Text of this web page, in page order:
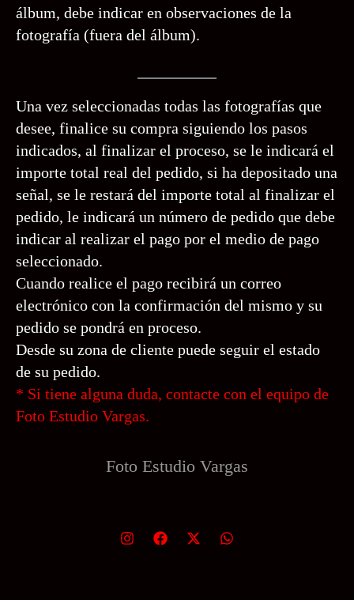
álbum, debe indicar en observaciones de la
fotografía (fuera del álbum).
Una vez seleccionadas todas las fotografías que
desee, finalice su compra siguiendo los pasos
indicados, al finalizar el proceso, se le indicará el
importe total real del pedido, si ha depositado una
señal, se le restará del importe total al finalizar el
pedido, le indicará un número de pedido que debe
indicar al realizar el pago por el medio de pago
seleccionado.
Cuando realice el pago recibirá un correo
electrónico con la confirmación del mismo y su
pedido se pondrá en proceso.
Desde su zona de cliente puede seguir el estado
de su pedido.
* Si tiene alguna duda, contacte con el equipo de
Foto Estudio Vargas.
Foto Estudio Vargas